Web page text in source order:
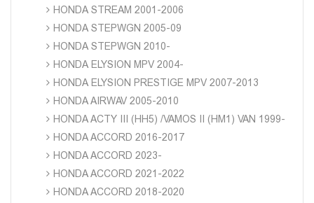
HONDA STREAM 2001-2006
HONDA STEPWGN 2005-09
HONDA STEPWGN 2010-
HONDA ELYSION MPV 2004-
HONDA ELYSION PRESTIGE MPV 2007-2013
HONDA AIRWAV 2005-2010
HONDA ACTY III (HH5) /VAMOS II (HM1) VAN 1999-
HONDA ACCORD 2016-2017
HONDA ACCORD 2023-
HONDA ACCORD 2021-2022
HONDA ACCORD 2018-2020